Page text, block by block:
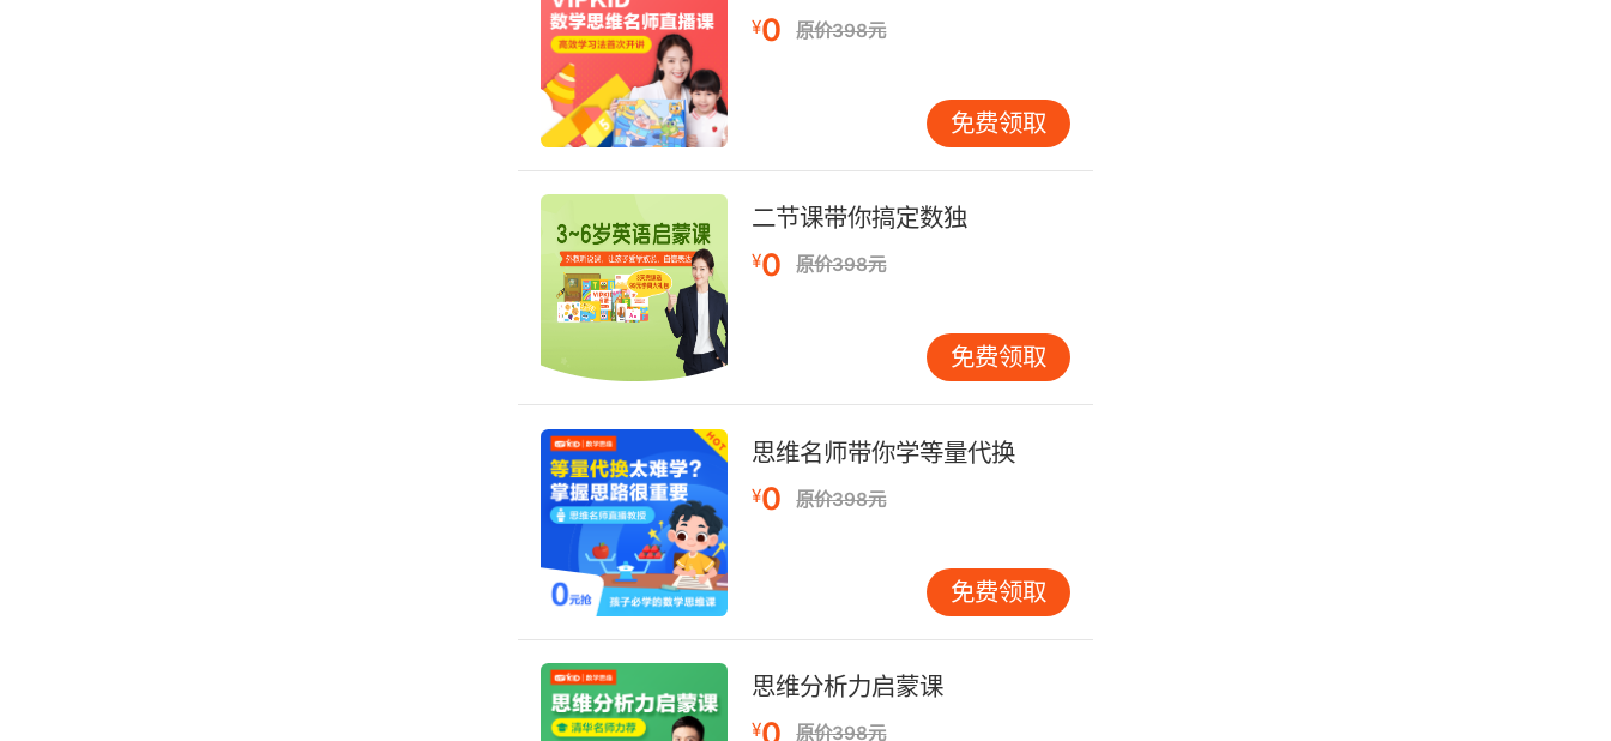
内容简介
本套丛书包括：《推土机和它的伙伴们》、《出发
喽，行驶吧！》、《失火了，消防车出动！》、
《汽车图鉴》、《机场的汽车》，共五册。
交通工具是现如今生活中不可缺少的，有了交通工
具，就等于延长了我们的腿和脚，我们就可以又
快、又便捷的到达想要去的地方。对于学龄前的孩
子还无法熟习一些抽象概念，例如“合作”、“空间
概念”等等。世界交通工具类主题开创者山本忠敬
利用乘物——即交通工具为主题创作，将繁复的机
械简易化，变成孩子易懂的各种交通工具工作中状
态的画面，让孩子通过“车子工作中”的阅读体验，
享受书中的乐趣，与工作中的车子一起开心感受书
中的概念。在书中更是独具匠心的加入了一些可爱
的小朋友和小动物，淡化机械车辆冰冷的感觉，让
孩子在愉快的阅读经验中学习。
阅读这套绘本，不会让读者有隔行如隔山的枯燥感
¥0 原价398元
免费领取
二节课带你搞定数独
¥0 原价398元
免费领取
思维名师带你学等量代换
¥0 原价398元
免费领取
思维分析力启蒙课
¥0 原价398元